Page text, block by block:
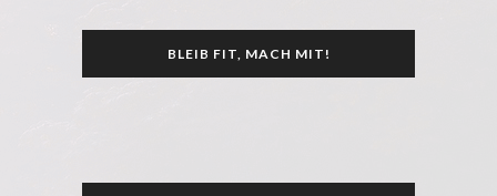
BLEIB FIT, MACH MIT!